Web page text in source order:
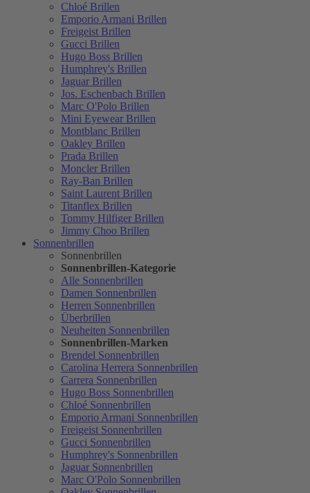
Chloé Brillen
Emporio Armani Brillen
Freigeist Brillen
Gucci Brillen
Hugo Boss Brillen
Humphrey's Brillen
Jaguar Brillen
Jos. Eschenbach Brillen
Marc O'Polo Brillen
Mini Eyewear Brillen
Montblanc Brillen
Oakley Brillen
Prada Brillen
Moncler Brillen
Ray-Ban Brillen
Saint Laurent Brillen
Titanflex Brillen
Tommy Hilfiger Brillen
Jimmy Choo Brillen
Sonnenbrillen
Sonnenbrillen
Sonnenbrillen-Kategorie
Alle Sonnenbrillen
Damen Sonnenbrillen
Herren Sonnenbrillen
Überbrillen
Neuheiten Sonnenbrillen
Sonnenbrillen-Marken
Brendel Sonnenbrillen
Carolina Herrera Sonnenbrillen
Carrera Sonnenbrillen
Hugo Boss Sonnenbrillen
Chloé Sonnenbrillen
Emporio Armani Sonnenbrillen
Freigeist Sonnenbrillen
Gucci Sonnenbrillen
Humphrey's Sonnenbrillen
Jaguar Sonnenbrillen
Marc O'Polo Sonnenbrillen